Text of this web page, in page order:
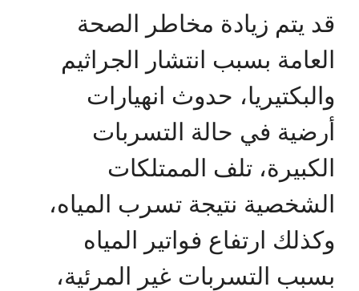
قد يتم زيادة مخاطر الصحة
العامة بسبب انتشار الجراثيم
والبكتيريا، حدوث انهيارات
أرضية في حالة التسربات
الكبيرة، تلف الممتلكات
الشخصية نتيجة تسرب المياه،
وكذلك ارتفاع فواتير المياه
بسبب التسربات غير المرئية،